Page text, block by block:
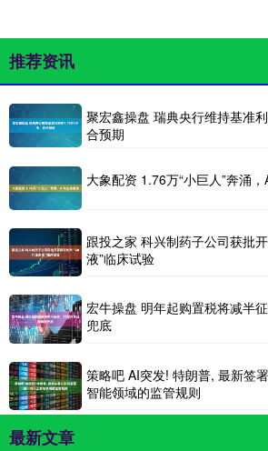
推荐资讯
聚宏鑫操盘 瑞典央行维持基准
合预期
大象配资 1.76万“小巨人”奔涌
跟投之家 科兴制药子公司获批
液”临床试验
宏牛操盘 明年起购置税将减半
兜底
策略吧 AI突发! 特朗普, 最新签
智能领域的监管规则
最新文章